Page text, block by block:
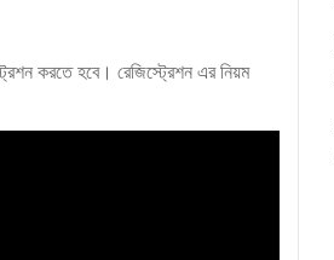
করতে হবে। রেজিস্ট্রেশন এর নিয়ম